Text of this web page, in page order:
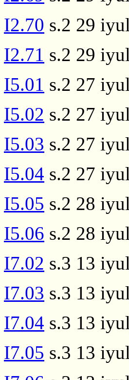
I2.70 s.2 29
I2.71 s.2 29
I5.01 s.2 27
I5.02 s.2 27
I5.03 s.2 27
I5.04 s.2 27
I5.05 s.2 28
I5.06 s.2 28
I7.02 s.3 13
I7.03 s.3 13
I7.04 s.3 13
I7.05 s.3 13